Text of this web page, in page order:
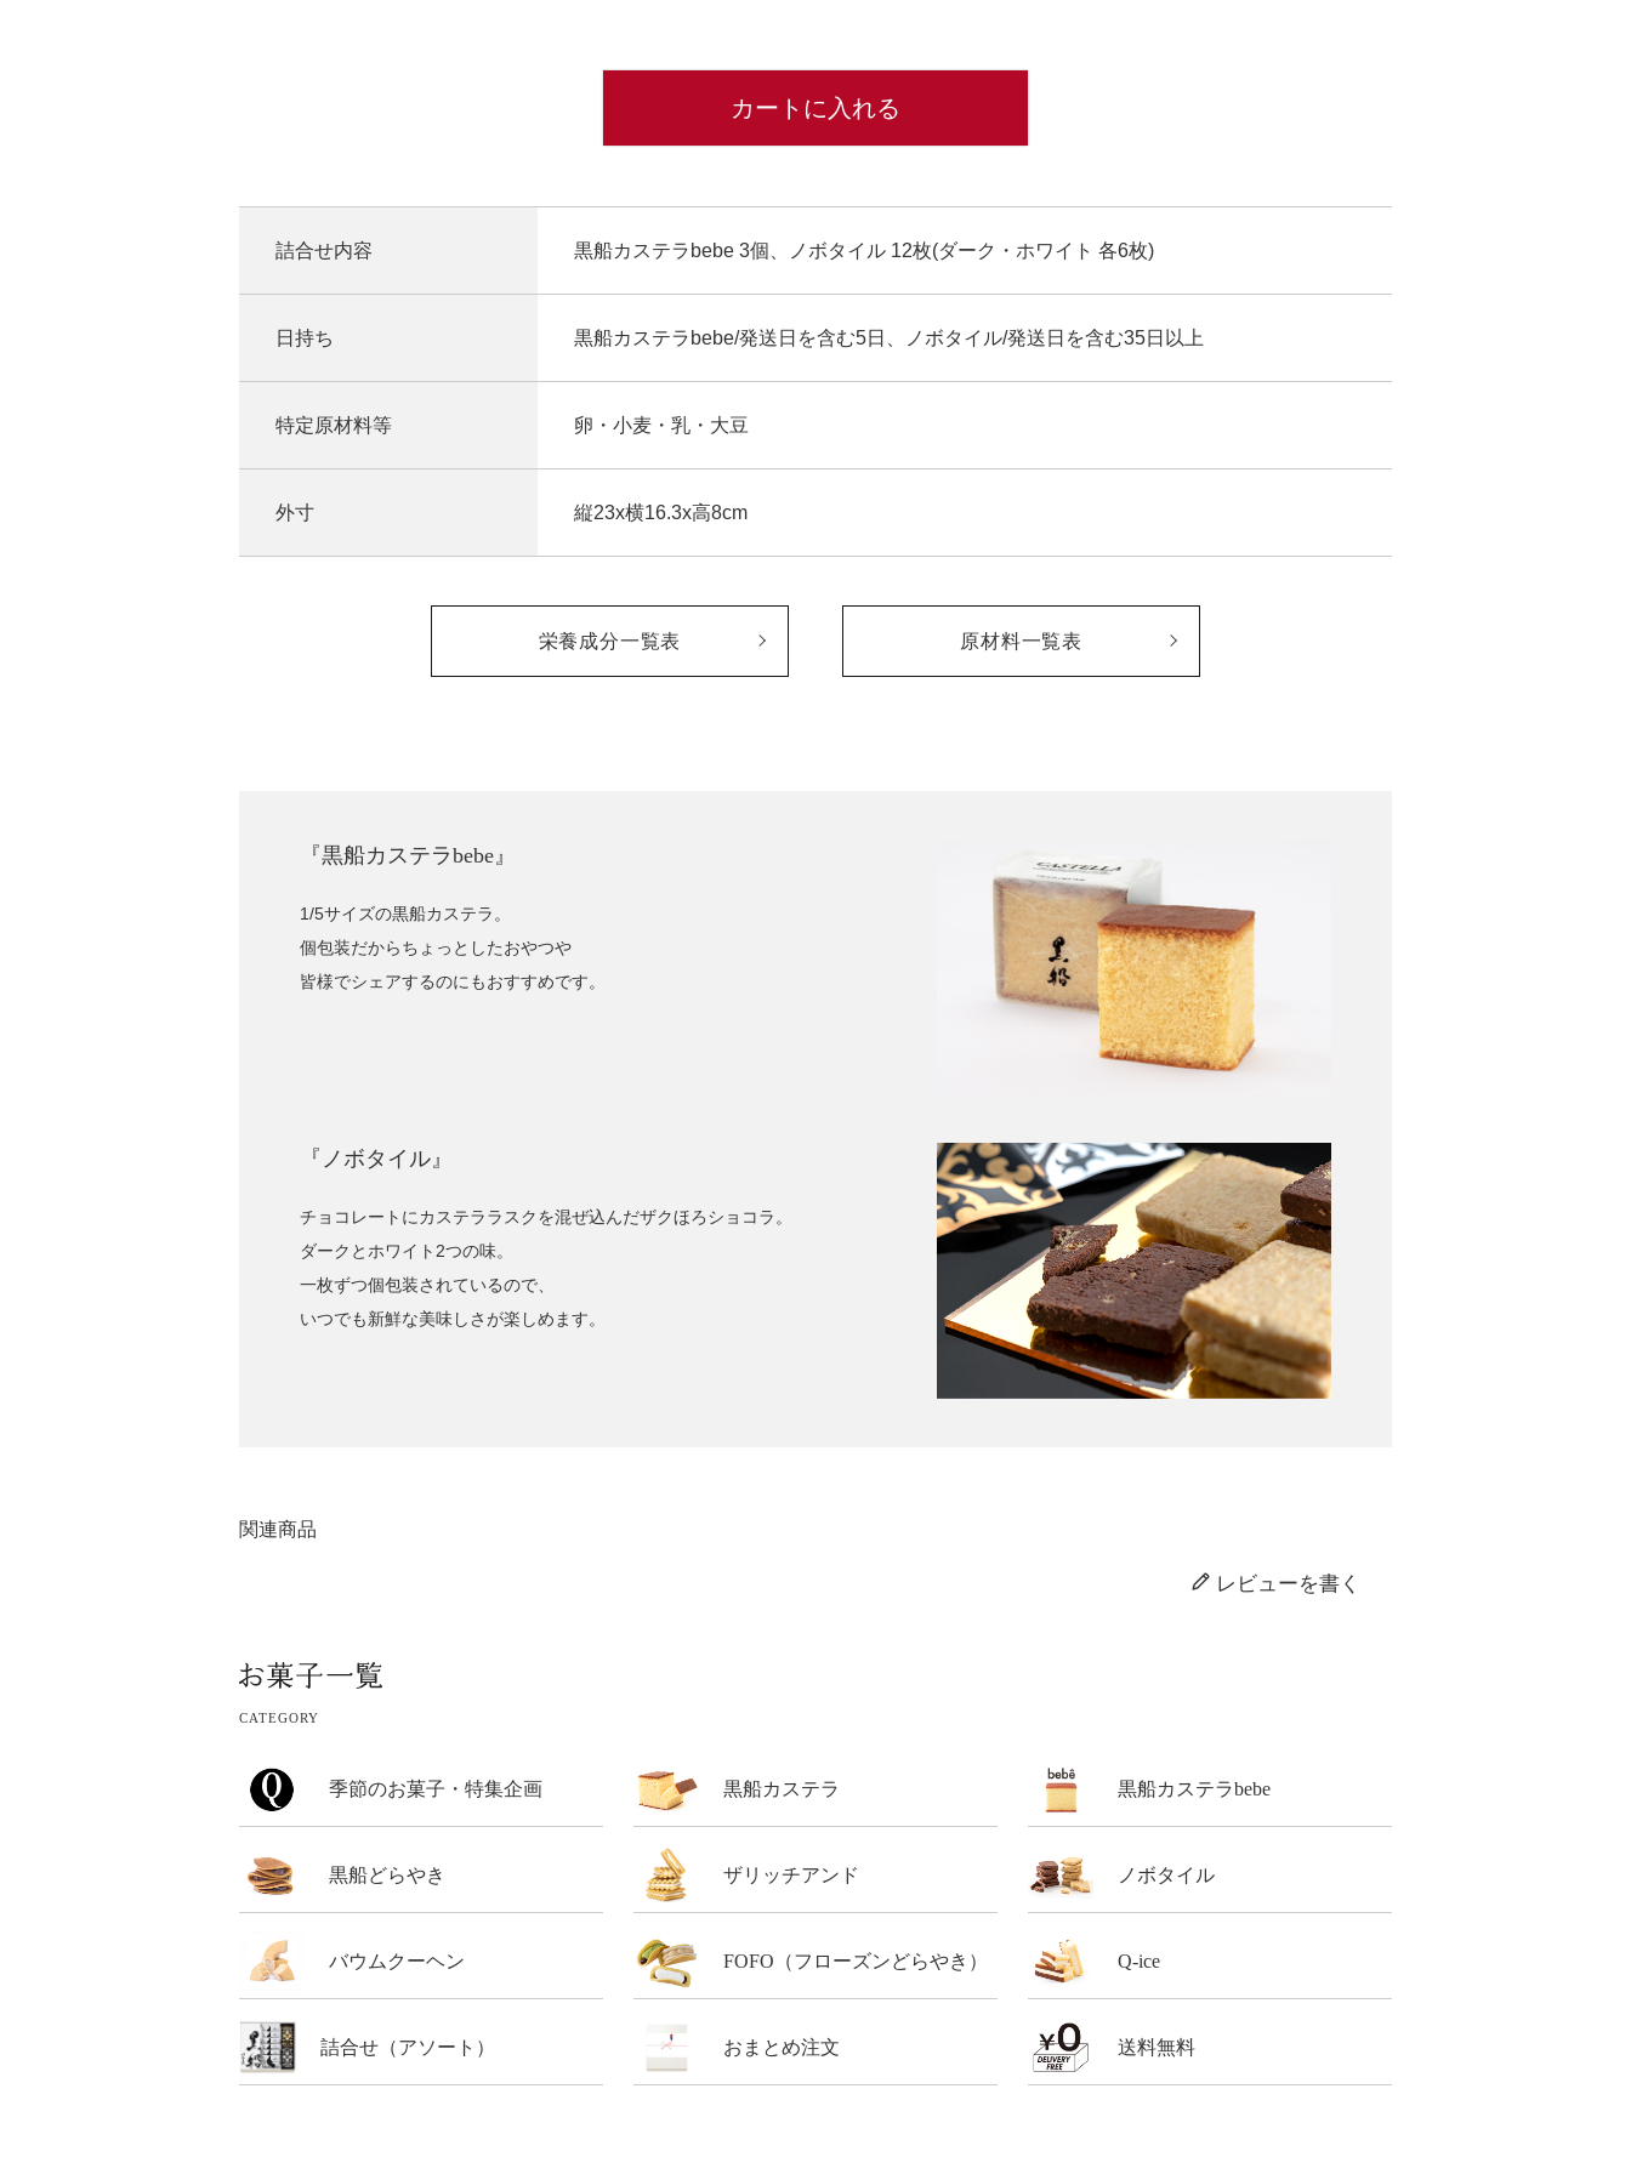
カートに入れる
詰合せ内容 黒船カステラbebe 3個、ノボタイル 12枚(ダーク・ホワイト 各6枚)
日持ち 黒船カステラbebe/発送日を含む5日、ノボタイル/発送日を含む35日以上
特定原材料等 卵・小麦・乳・大豆
外寸 縦23x横16.3x高8cm
栄養成分一覧表 原材料一覧表
『黒船カステラbebe』
1/5サイズの黒船カステラ。
個包装だからちょっとしたおやつや
皆様でシェアするのにもおすすめです。
『ノボタイル』
チョコレートにカステララスクを混ぜ込んだザクほろショコラ。
ダークとホワイト2つの味。
一枚ずつ個包装されているので、
いつでも新鮮な美味しさが楽しめます。
関連商品
レビューを書く
CATEGORY
季節のお菓子・特集企画 黒船カステラ 黒船カステラbebe
黒船どらやき ザリッチアンド ノボタイル
バウムクーヘン FOFO（フローズンどらやき） Q-ice
詰合せ（アソート） おまとめ注文 送料無料